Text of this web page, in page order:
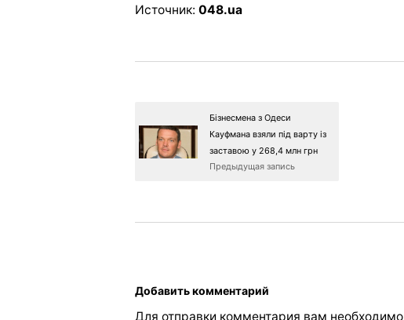
Источник: 048.ua
Бізнесмена з Одеси
Кауфмана взяли під варту із
заставою у 268,4 млн грн
Предыдущая запись
Добавить комментарий
Для отправки комментария вам необходимо